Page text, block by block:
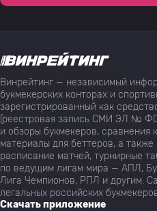
Винрейтинг — независимый
букмекерских конторах и
зарегистрированный как
(реестровая запись СМИ ЭЛ №
и обзоры букмекеров,
материалы для беттеров, а
расписание матчей, турнирные
по ведущим лигам мира — АПЛ,
Лига Чемпионов, РПЛ и другим.
легальных российских
Скачать приложение